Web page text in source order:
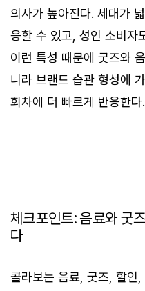
의사가 높아진다. 세대가
응할 수 있고, 성인 소비자
이런 특성 때문에 굿즈와
니라 브랜드 습관 형성에
회차에 더 빠르게 반응한다.
체크포인트: 음료와 굿
다
콜라보는 음료, 굿즈, 할인